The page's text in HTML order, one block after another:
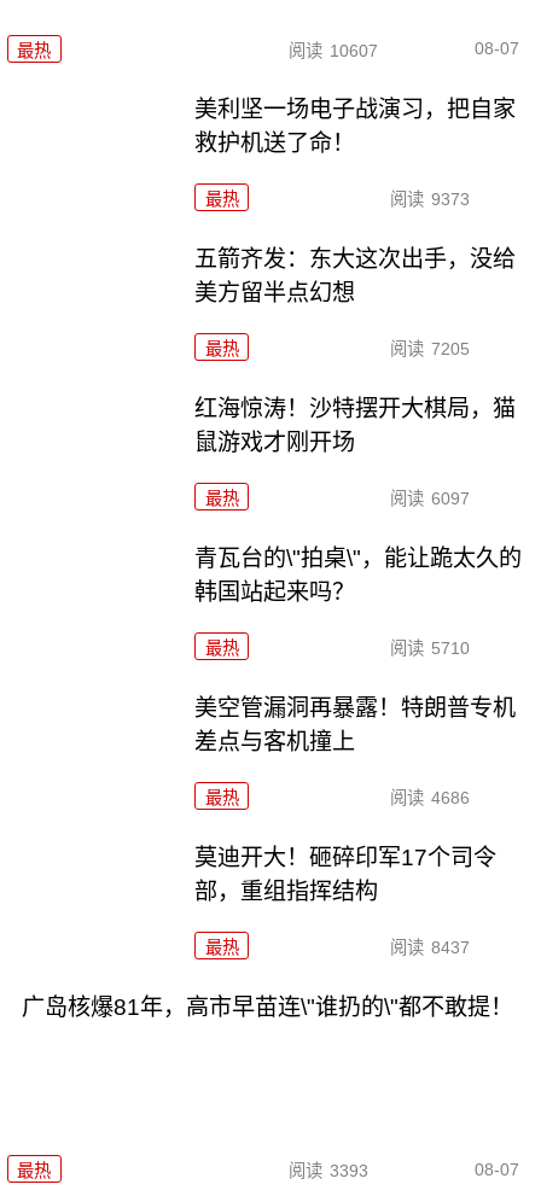
最热 阅读 10607 08-07
美利坚一场电子战演习，把自家
救护机送了命！
最热 阅读 9373
五箭齐发：东大这次出手，没给
美方留半点幻想
最热 阅读 7205
红海惊涛！沙特摆开大棋局，猫
鼠游戏才刚开场
最热 阅读 6097
青瓦台的\"拍桌\"，能让跪太久的
韩国站起来吗？
最热 阅读 5710
美空管漏洞再暴露！特朗普专机
差点与客机撞上
最热 阅读 4686
莫迪开大！砸碎印军17个司令
部，重组指挥结构
最热 阅读 8437
广岛核爆81年，高市早苗连\"谁扔的\"都不敢提！
最热 阅读 3393 08-07